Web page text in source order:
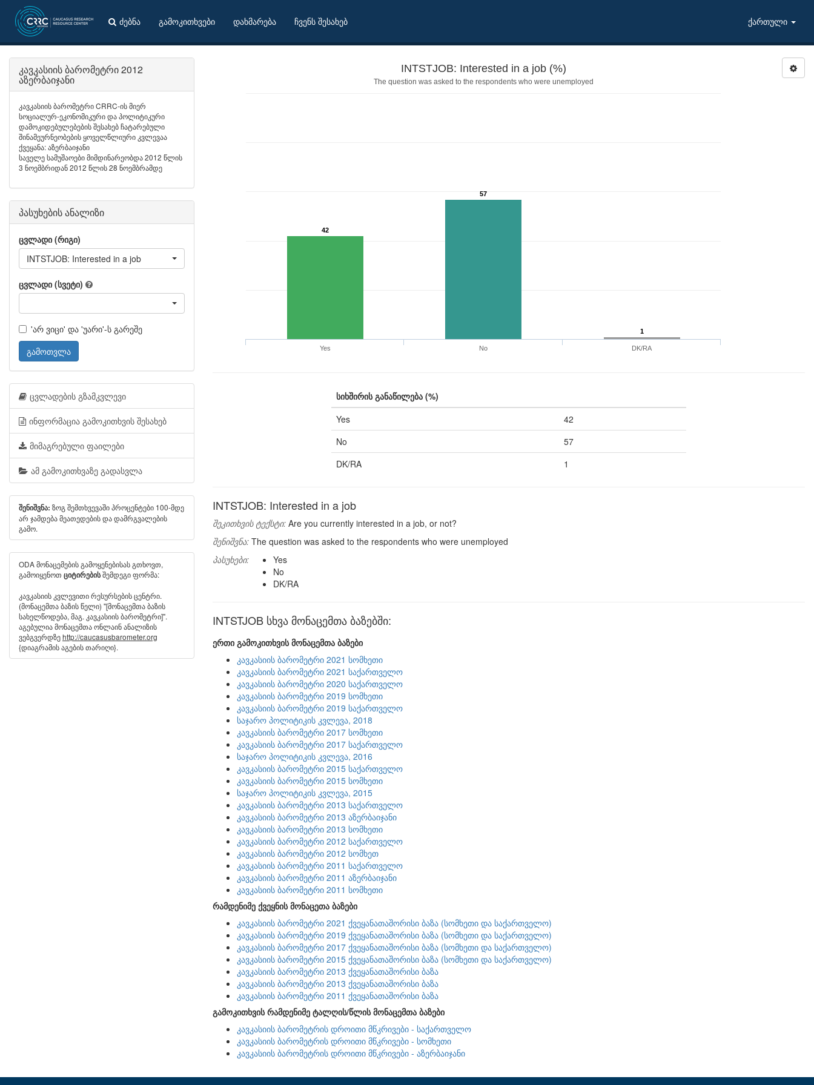
ძებნა გამოკითხვები დახმარება ჩვენს შესახებ ქართული
INTSTJOB: Interested in a job (%)
The question was asked to the respondents who were unemployed
42
57
1
Yes No DK/RA
სიხშირის განაწილება (%)
Yes
42
No
57
DK/RA
1
INTSTJOB: Interested in a job
შეკითხვის ტექსტი: Are you currently interested in a job, or not?
შენიშვნა: The question was asked to the respondents who were unemployed
პასუხები:
Yes
No
DK/RA
INTSTJOB სხვა მონაცემთა ბაზებში:
ერთი გამოკითხვის მონაცემთა ბაზები
კავკასიის ბარომეტრი 2021 სომხეთი
კავკასიის ბარომეტრი 2021 საქართველო
კავკასიის ბარომეტრი 2020 საქართველო
კავკასიის ბარომეტრი 2019 სომხეთი
კავკასიის ბარომეტრი 2019 საქართველო
საჯარო პოლიტიკის კვლევა, 2018
კავკასიის ბარომეტრი 2017 სომხეთი
კავკასიის ბარომეტრი 2017 საქართველო
საჯარო პოლიტიკის კვლევა, 2016
კავკასიის ბარომეტრი 2015 საქართველო
კავკასიის ბარომეტრი 2015 სომხეთი
საჯარო პოლიტიკის კვლევა, 2015
კავკასიის ბარომეტრი 2013 საქართველო
კავკასიის ბარომეტრი 2013 აზერბაიჯანი
კავკასიის ბარომეტრი 2013 სომხეთი
კავკასიის ბარომეტრი 2012 საქართველო
კავკასიის ბარომეტრი 2012 სომხეთ
კავკასიის ბარომეტრი 2011 საქართველო
კავკასიის ბარომეტრი 2011 აზერბაიჯანი
კავკასიის ბარომეტრი 2011 სომხეთი
რამდენიმე ქვეყნის მონაცეთა ბაზები
კავკასიის ბარომეტრი 2021 ქვეყანათაშორისი ბაზა (სომხეთი და საქართველო)
კავკასიის ბარომეტრი 2019 ქვეყანათაშორისი ბაზა (სომხეთი და საქართველო)
კავკასიის ბარომეტრი 2017 ქვეყანათაშორისი ბაზა (სომხეთი და საქართველო)
კავკასიის ბარომეტრი 2015 ქვეყანათაშორისი ბაზა (სომხეთი და საქართველო)
კავკასიის ბარომეტრი 2013 ქვეყანათაშორისი ბაზა
კავკასიის ბარომეტრი 2013 ქვეყანათაშორისი ბაზა
კავკასიის ბარომეტრი 2011 ქვეყანათაშორისი ბაზა
გამოკითხვის რამდენიმე ტალღის/წლის მონაცემთა ბაზები
კავკასიის ბარომეტრის დროითი მწკრივები - საქართველო
კავკასიის ბარომეტრის დროითი მწკრივები - სომხეთი
კავკასიის ბარომეტრის დროითი მწკრივები - აზერბაიჯანი
კავკასიის ბარომეტრი 2012
აზერბაიჯანი
კავკასიის ბარომეტრი CRRC-ის მიერ
სოციალურ-ეკონომიკური და პოლიტიკური
დამოკიდებულებების შესახებ ჩატარებული
შინამეურნეობების ყოველწლიური კვლევაა
ქვეყანა: აზერბაიჯანი
საველე სამუშაოები მიმდინარეობდა 2012 წლის
3 ნოემბრიდან 2012 წლის 28 ნოემბრამდე
პასუხების ანალიზი
ცვლადი (რიგი)
INTSTJOB: Interested in a job
ცვლადი (სვეტი)
'არ ვიცი' და 'უარი'-ს გარეშე
გამოთვლა
ცვლადების გზამკვლევი
ინფორმაცია გამოკითხვის შესახებ
მიმაგრებული ფაილები
ამ გამოკითხვაზე გადასვლა
შენიშვნა: ზოგ შემთხვევაში პროცენტები 100-მდე
არ ჯამდება მეათედების და დამრგვალების
გამო.
ODA მონაცემების გამოყენებისას გთხოვთ,
გამოიყენოთ ციტირებისშემდეგი ფორმა:
კავკასიის კვლევითი რესურსების ცენტრი.
(მონაცემთა ბაზის წელი) "[მონაცემთა ბაზის
სახელწოდება, მაგ. კავკასიის ბარომეტრი]".
აგებულია მონაცემთა ონლაინ ანალიზის
ვებგვერდზეhttp://caucasusbarometer.org
{დიაგრამის აგების თარიღი}.